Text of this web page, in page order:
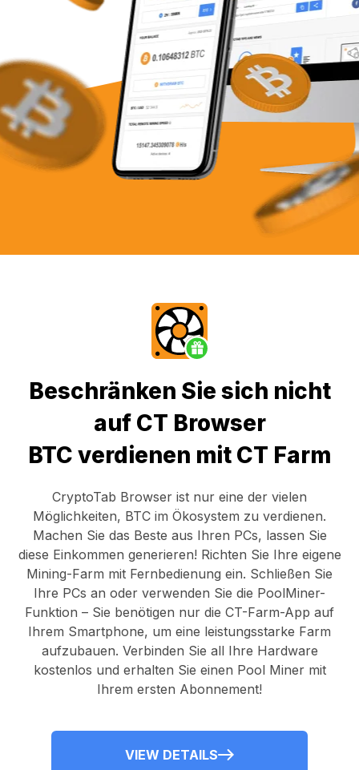
Beschränken Sie sich nicht
auf CT Browser
BTC verdienen mit CT Farm
CryptoTab Browser ist nur eine der vielen
Möglichkeiten, BTC im Ökosystem zu verdienen.
Machen Sie das Beste aus Ihren PCs, lassen Sie
diese Einkommen generieren! Richten Sie Ihre eigene
Mining-Farm mit Fernbedienung ein. Schließen Sie
Ihre PCs an oder verwenden Sie die PoolMiner-
Funktion – Sie benötigen nur die CT-Farm-App auf
Ihrem Smartphone, um eine leistungsstarke Farm
aufzubauen. Verbinden Sie all Ihre Hardware
kostenlos und erhalten Sie einen Pool Minermit
Ihrem ersten Abonnement!
VIEW DETAILS